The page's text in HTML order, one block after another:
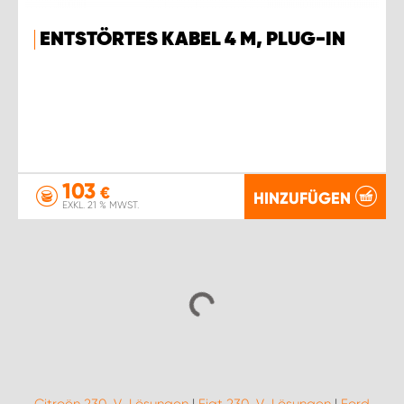
ENTSTÖRTES KABEL 4 M, PLUG-IN
103 €
EXKL. 21 % MWST. HINZUFÜGEN